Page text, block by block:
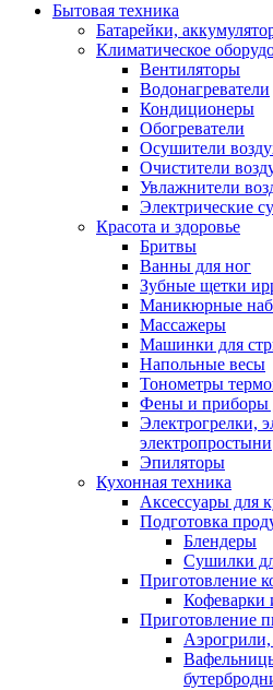
Бытовая техника
Батарейки,
Климатическое
Вентиляторы
Водонагреватели
Кондиционеры
Обогреватели
Осушители
Очистители
Увлажнители
Электрические
Красота и здоровье
Бритвы
Ванны для ног
Зубные щетки
Маникюрные
Массажеры
Машинки для
Напольные весы
Тонометры
Фены и приборы
Электрогрелки,
электропростыни
Эпиляторы
Кухонная техника
Аксессуары для
Подготовка
Блендеры
Сушилки
Приготовление
Приготовление